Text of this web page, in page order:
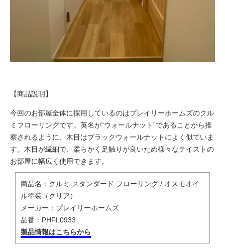
【商品説明】
今回のお部屋全体に採用しているのはプレイリーホームズのクル
ミフローリングです。英名が“ウォールナット”であることから推
察されるように、木目はブラックウォールナットによく似ていま
す。木目が繊細で、柔らかく足触りが良いため様々なテイストの
お部屋に幅広く使用できます。
商品名：クルミ スタンダード フローリング / オスモオイ
ル塗装（クリア）
メーカー：プレイリーホームズ
品番：PHFL0933
製品情報はこちらから